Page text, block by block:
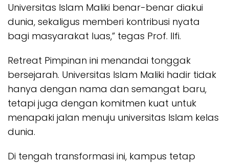
Universitas Islam Maliki benar-benar diakui
dunia, sekaligus memberi kontribusi nyata
bagi masyarakat luas,” tegas Prof. Ilfi.
Retreat Pimpinan ini menandai tonggak
bersejarah. Universitas Islam Maliki hadir tidak
hanya dengan nama dan semangat baru,
tetapi juga dengan komitmen kuat untuk
menapaki jalan menuju universitas Islam kelas
dunia.
Di tengah transformasi ini, kampus tetap